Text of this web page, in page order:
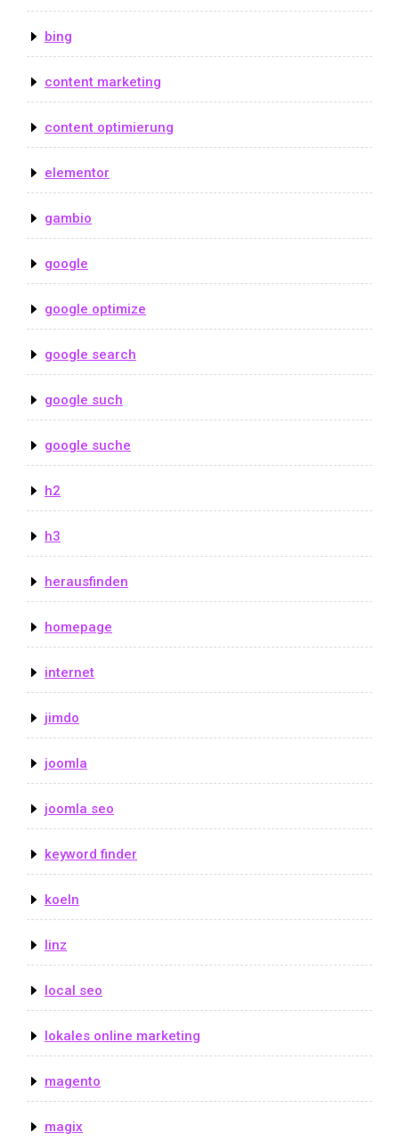
bing
content marketing
content optimierung
elementor
gambio
google
google optimize
google search
google such
google suche
h2
h3
herausfinden
homepage
internet
jimdo
joomla
joomla seo
keyword finder
koeln
linz
local seo
lokales online marketing
magento
magix